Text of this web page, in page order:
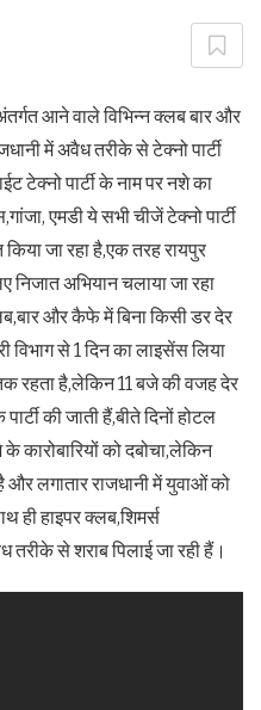
आने वाले विभिन्न क्लब बार और
में अवैध तरीके से टेक्नो पार्टी
टेक्नो पार्टी के नाम पर नशे का
एमडी ये सभी चीजें टेक्नो पार्टी
जा रहा है,एक तरह रायपुर
निजात अभियान चलाया जा रहा
और कैफे में बिना किसी डर देर
विभाग से 1 दिन का लाइसेंस लिया
रहता है,लेकिन 11 बजे की वजह देर
की जाती हैं,बीते दिनों होटल
को दबोचा,लेकिन
लगातार राजधानी में युवाओं को
ही हाइपर क्लब,शिमर्स
से शराब पिलाई जा रही हैं।